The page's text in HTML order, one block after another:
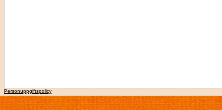
Personuppgiftspolicy